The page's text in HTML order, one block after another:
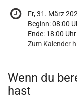
Fr, 31. März
Beginn:08:00
Ende: 18:00 Uhr
Zum Kalender
Wenn du
hast